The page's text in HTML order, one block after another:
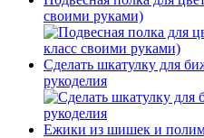
своими руками)
Сделать шкатулку для
рукоделия
Ежики из шишек и